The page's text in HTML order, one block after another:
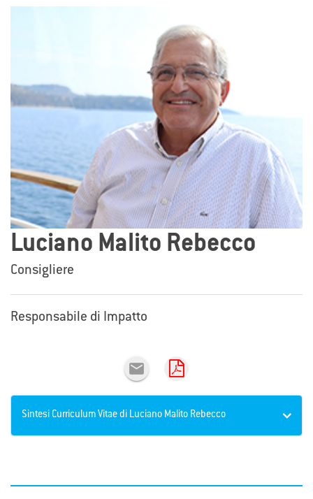
Luciano Malito Rebecco
Consigliere
Responsabile di Impatto

Sintesi Curriculum Vitae di Luciano Malito Rebecco